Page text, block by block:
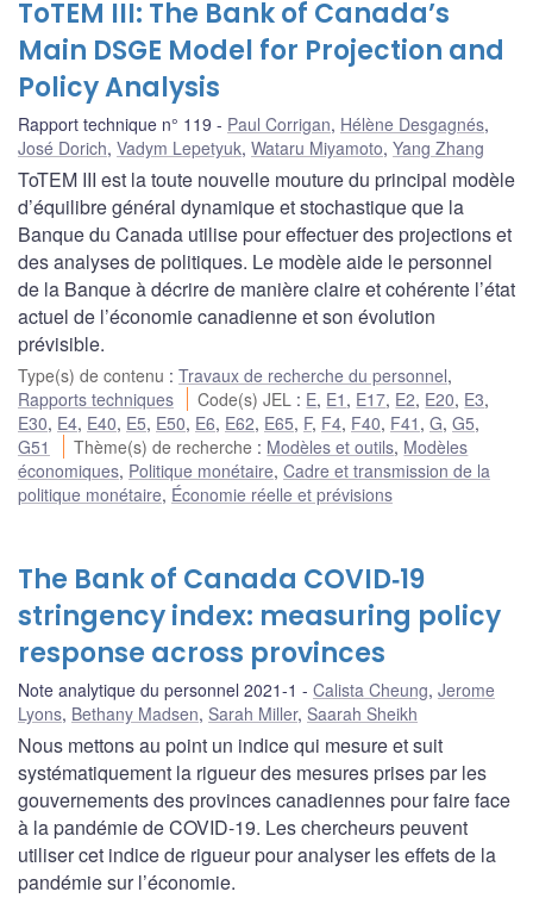
ToTEM III: The Bank of Canada’s
Main DSGE Model for Projection and
Policy Analysis
Rapport technique n° 119 Paul Corrigan, Hélène Desgagnés,
José Dorich, Vadym Lepetyuk, Wataru Miyamoto, Yang Zhang
ToTEM III est la toute nouvelle mouture du principal modèle
d’équilibre général dynamique et stochastique que la
Banque du Canada utilise pour effectuer des projections et
des analyses de politiques. Le modèle aide le personnel
de la Banque à décrire de manière claire et cohérente l’état
actuel de l’économie canadienne et son évolution
prévisible.
Type(s) de contenu : Travaux de recherche du personnel,
Rapports techniques
Code(s) JEL : E, E1 , E17, E2, E20, E3,
E30, E4, E40, E5, E50, E6, E62, E65, F, F4, F40, F41 , G, G5,
G51
Thème(s) de recherche : Modèles et outils, Modèles
économiques, Politique monétaire, Cadre et transmission de la
politique monétaire, Économie réelle et prévisions
The Bank of Canada COVID‑19
stringency index: measuring policy
response across provinces
Note analytique du personnel 2021-1 Calista Cheung, Jerome
Lyons, Bethany Madsen, Sarah Miller, Saarah Sheikh
Nous mettons au point un indice qui mesure et suit
systématiquement la rigueur des mesures prises par les
gouvernements des provinces canadiennes pour faire face
à la pandémie de COVID-19. Les chercheurs peuvent
utiliser cet indice de rigueur pour analyser les effets de la
pandémie sur l’économie.